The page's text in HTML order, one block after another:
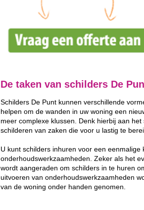
De taken van schilders De
Schilders De Punt kunnen verschillende
helpen om de wanden in uw woning een
meer complexe klussen. Denk hierbij aan
schilderen van zaken die voor u lastig te
U kunt schilders inhuren voor een
onderhoudswerkzaamheden. Zeker als het
wordt aangeraden om schilders in te huren
uitvoeren van onderhoudswerkzaamheden
van de woning onder handen genomen.